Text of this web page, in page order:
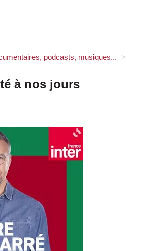
podcasts, musiques... >
à nos jours